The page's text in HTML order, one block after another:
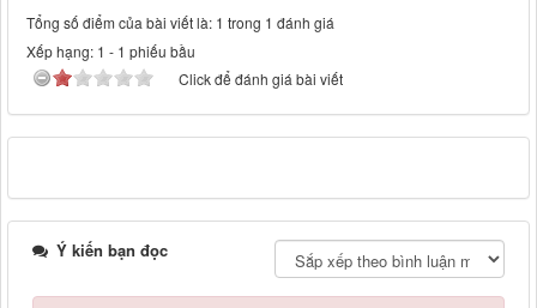
Tổng số điểm của bài viết là: 1 trong 1 đánh giá
Xếp hạng: 1 - 1 phiếu bầu
Click để đánh giá bài viết
Ý kiến bạn đọc